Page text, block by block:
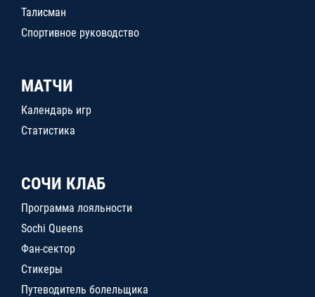
Талисман
Спортивное руководство
МАТЧИ
Календарь игр
Статистика
СОЧИ КЛАБ
Программа лояльности
Sochi Queens
Фан-сектор
Стикеры
Путеводитель болельщика